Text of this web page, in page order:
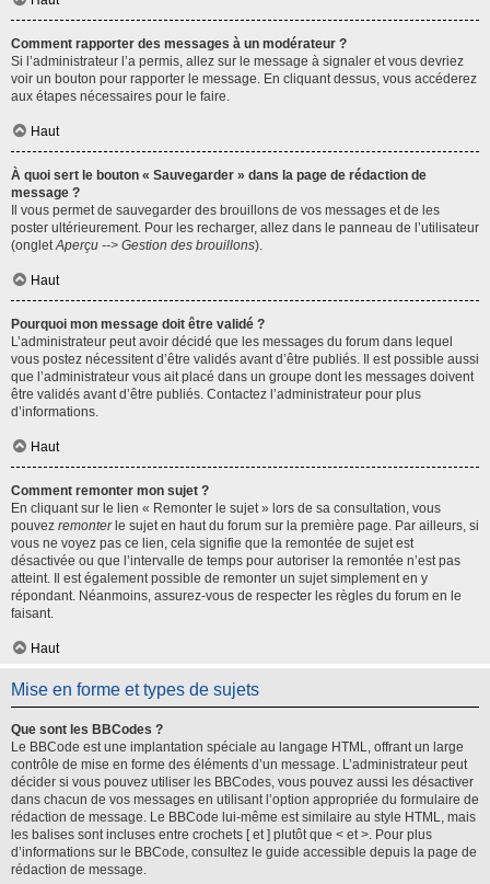
Comment rapporter des messages à un modérateur ?
Si l’administrateur l’a permis, allez sur le message à signaler et vous devriez
voir un bouton pour rapporter le message. En cliquant dessus, vous accéderez
aux étapes nécessaires pour le faire.
Haut
À quoi sert le bouton « Sauvegarder » dans la page de rédaction de
message ?
Il vous permet de sauvegarder des brouillons de vos messages et de les
poster ultérieurement. Pour les recharger, allez dans le panneau de l’utilisateur
(ongletAperçu --> Gestion des brouillons).
Haut
Pourquoi mon message doit être validé ?
L’administrateur peut avoir décidé que les messages du forum dans lequel
vous postez nécessitent d’être validés avant d’être publiés. Il est possible aussi
que l’administrateur vous ait placé dans un groupe dont les messages doivent
être validés avant d’être publiés. Contactez l’administrateur pour plus
d’informations.
Haut
Comment remonter mon sujet ?
En cliquant sur le lien « Remonter le sujet » lors de sa consultation, vous
pouvez remonterle sujet en haut du forum sur la première page. Par ailleurs, si
vous ne voyez pas ce lien, cela signifie que la remontée de sujet est
désactivée ou que l’intervalle de temps pour autoriser la remontée n’est pas
atteint. Il est également possible de remonter un sujet simplement en y
répondant. Néanmoins, assurez-vous de respecter les règles du forum en le
faisant.
Haut
Mise en forme et types de sujets
Que sont les BBCodes ?
Le BBCode est une implantation spéciale au langage HTML, offrant un large
contrôle de mise en forme des éléments d’un message. L’administrateur peut
décider si vous pouvez utiliser les BBCodes, vous pouvez aussi les désactiver
dans chacun de vos messages en utilisant l’option appropriée du formulaire de
rédaction de message. Le BBCode lui-même est similaire au style HTML, mais
les balises sont incluses entre crochets [ et ] plutôt que < et >. Pour plus
d’informations sur le BBCode, consultez le guide accessible depuis la page de
rédaction de message.